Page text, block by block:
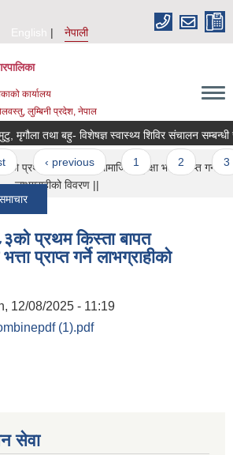
English
नेपाली
कार्यालय
लुम्बिनी प्रदेश, नेपाल
तथा बहु- विशेषज्ञ स्वास्थ्य शिविर संचालन सम्बन्धी
‹ previous 1 2 3
किस्ता बापत सामाजिक सुरक्षा भत्ता प्राप्त गर्ने
लाभग्राहीको विवरण ||
प्रथम किस्ता बापत
प्राप्त गर्ने लाभग्राहीको
12/08/2025 - 11:19
(1).pdf
सेवा